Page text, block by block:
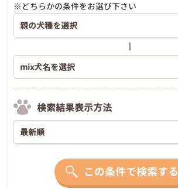
※どちらかの条件をお選び下さい
検索結果表示方法
この条件で検索する